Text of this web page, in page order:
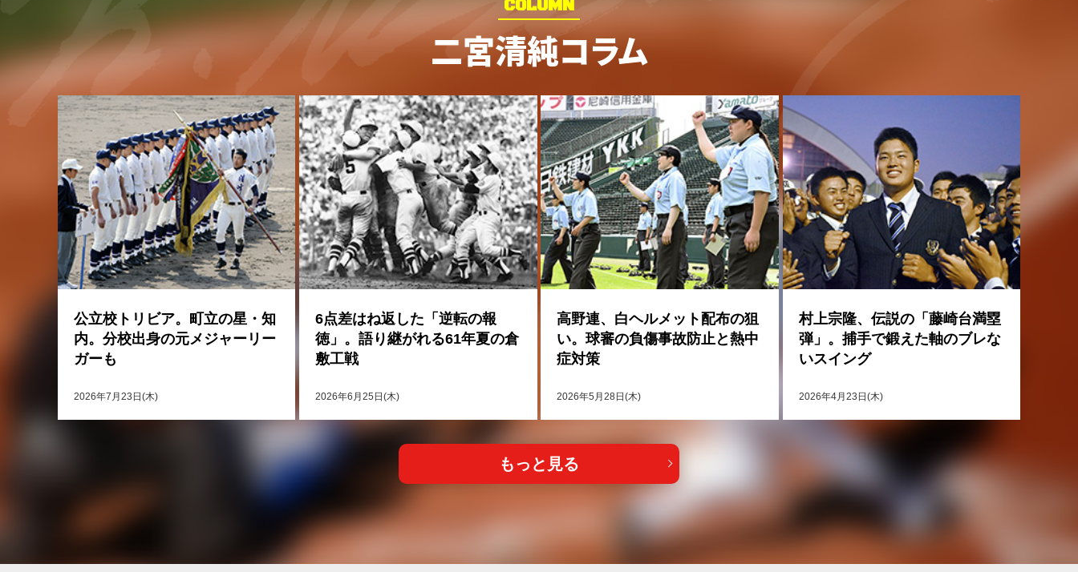
COLUMN
二宮清純コラム
公立校トリビア。町立の星・知
内。分校出身の元メジャーリー
ガーも
2026年7月23日(木)
6点差はね返した「逆転の報
徳」。語り継がれる61年夏の倉
敷工戦
2026年6月25日(木)
高野連、白ヘルメット配布の狙
い。球審の負傷事故防止と熱中
症対策
2026年5月28日(木)
村上宗隆、伝説の「藤崎台満塁
弾」。捕手で鍛えた軸のブレな
いスイング
2026年4月23日(木)
もっと見る